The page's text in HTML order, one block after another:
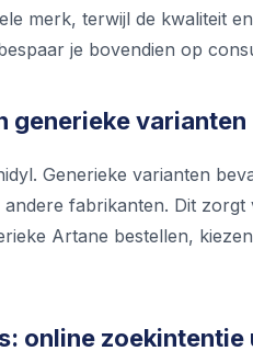
merk, terwijl de kwaliteit
je bovendien op
generieke varianten
Generieke varianten
fabrikanten. Dit
Artane bestellen,
online zoekintentie